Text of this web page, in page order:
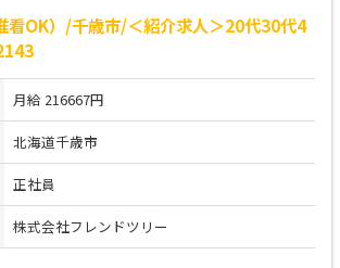
看OK）/千歳市/＜紹介求人＞20代30代4
月給 216667円
北海道千歳市
正社員
株式会社フレンドツリー